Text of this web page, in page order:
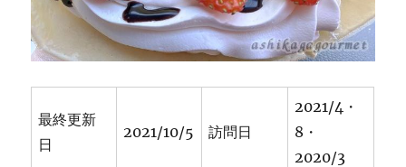
ー
レ
★★★★
に
最終更新
日
2021/10/5 訪問日
2021/4・
8・
2020/3